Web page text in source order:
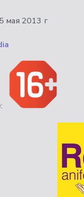
мая 2013 г